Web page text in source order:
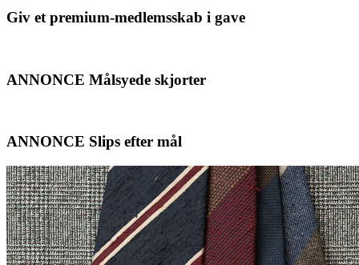
Giv et premium-medlemsskab i gave
ANNONCE Målsyede skjorter
ANNONCE Slips efter mål